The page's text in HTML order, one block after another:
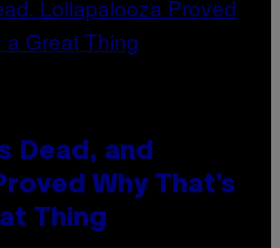
Dead, and
Why That’s
Thing